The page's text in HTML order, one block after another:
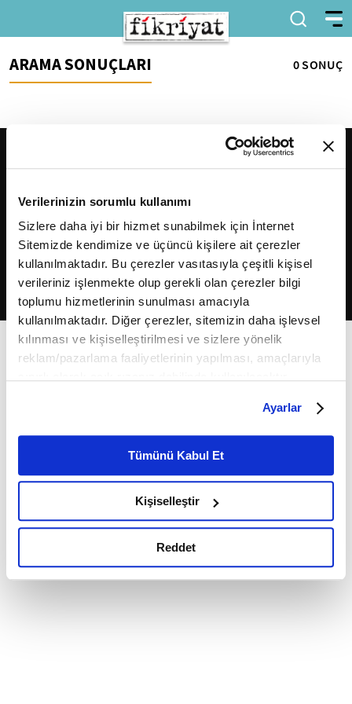
Verilerinizin sorumlu kullanımı
Sizlere daha iyi bir hizmet sunabilmek için İnternet
Sitemizde kendimize ve üçüncü kişilere ait çerezler
kullanılmaktadır. Bu çerezler vasıtasıyla çeşitli kişisel
verileriniz işlenmekte olup gerekli olan çerezler bilgi
toplumu hizmetlerinin sunulması amacıyla
kullanılmaktadır. Diğer çerezler, sitemizin daha işlevsel
kılınması ve kişiselleştirilmesi ve sizlere yönelik
reklam/pazarlama faaliyetlerinin yapılması, amaçlarıyla
belirleyebilirsiniz. Çerezlere ilişkin detaylı bilgi için
Ayarlar butonuna tıklayabilir,Çerez Bilgilendirme
Metnimizi ziyaret edebilirsiniz.
6698 sayılı Kişisel Verilerin Korunması Kanunu uyarınca
okumak ve sitemizi ziyaretiniz kapsamında
gerçekleştirilen veri işleme faaliyetleri ile ilgili daha
detaylı bilgi almak için lütfentıklayınız.
Ayarlar
Tümünü Kabul Et
Kişiselleştir
Reddet
ARAMA SONUÇLARI 0 SONUÇ
2026Fikriyat. Tüm hakları saklıdır.